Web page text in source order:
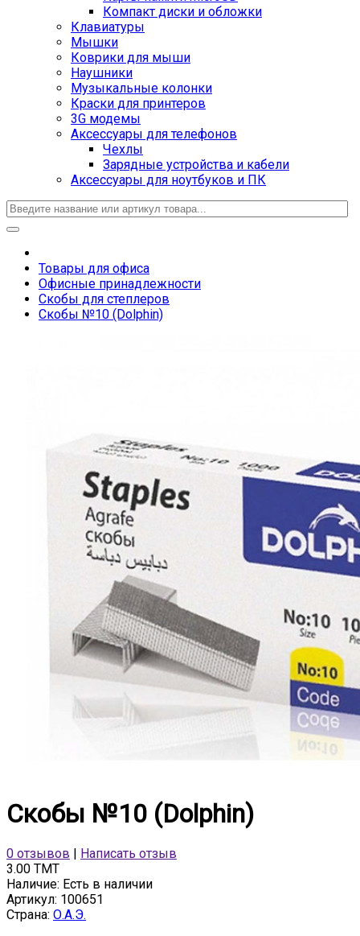
Компакт диски и обложки
Клавиатуры
Мышки
Коврики для мыши
Наушники
Музыкальные колонки
Краски для принтеров
3G модемы
Аксессуары для телефонов
Чехлы
Зарядные устройства и кабели
Аксессуары для ноутбуков и ПК
Товары для офиса
Офисные принадлежности
Скобы для степлеров
Скобы №10 (Dolphin)
Скобы №10 (Dolphin)
0 отзывов
Написать отзыв
3.00 TMT
Наличие: Есть в наличии
Артикул: 100651
Страна: О.А.Э.